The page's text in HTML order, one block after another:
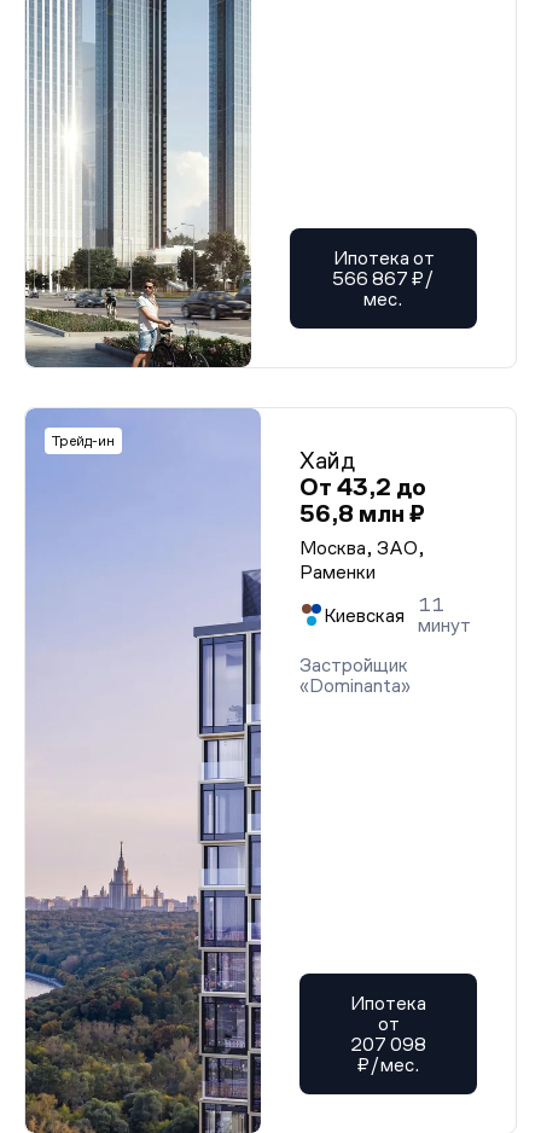
Ипотека от
566 867 ₽/
мес.
Трейд-ин
Хайд
От 43,2 до
56,8 млн ₽
Москва, ЗАО,
Раменки
Киевская
11
минут
Застройщик
«Dominanta»
Ипотека
от
207 098
₽/мес.